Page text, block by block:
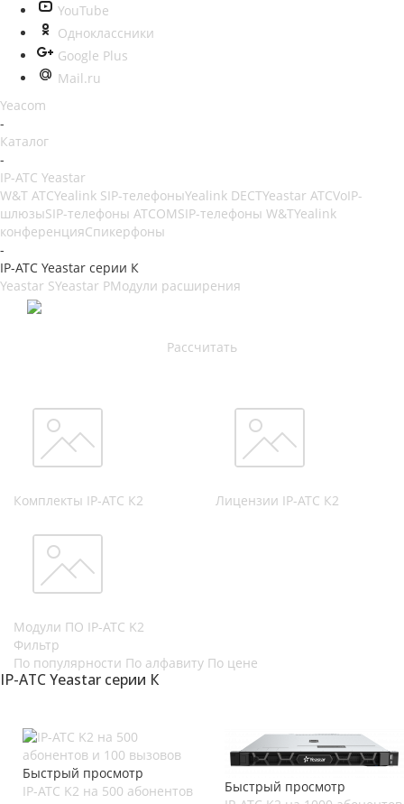
YouTube
Одноклассники
Google Plus
Mail.ru
Yeacom
-
Каталог
-
IP-АТС Yeastar
W&T АТСYealink SIP-телефоныYealink DECTYeastar АТСVoIP-
шлюзыSIP-телефоны ATCOMSIP-телефоны W&TYealink
конференцияСпикерфоны
-
IP-АТС Yeastar серии К
Yeastar SYeastar PМодули расширения
Рассчитать
Комплекты IP-АТС К2 Лицензии IP-АТС К2
Модули ПО IP-АТС K2
Фильтр
По популярности По алфавиту По цене
IP-АТС Yeastar серии К
Быстрый просмотр
IP-АТС K2 на 500 абонентов
Быстрый просмотр